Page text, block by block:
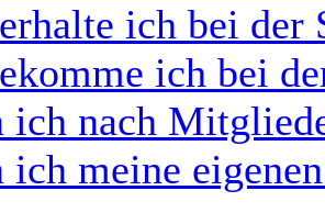
ich bei der
ich bei
ich nach
ich meine